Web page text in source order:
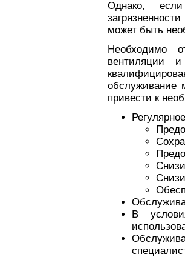
Однако,
может быть
Необходимо
вентиляции и
обслуживание
привести к
В